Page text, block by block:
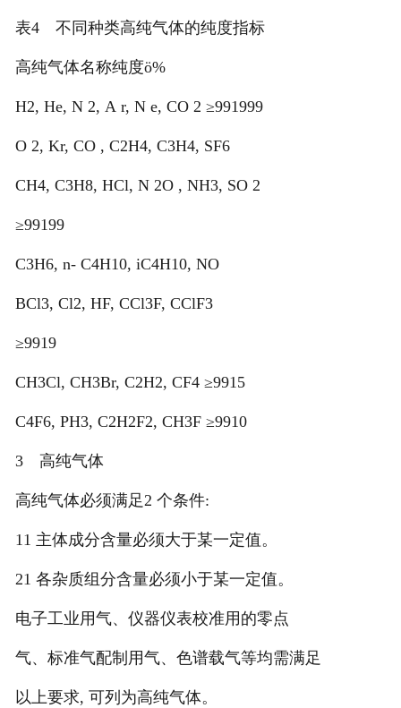
表4 不同种类高纯气体的纯度指标
高纯气体名称纯度ö%
H2, He, N 2, A r, N e, CO 2 ≥991999
O 2, Kr, CO , C2H4, C3H4, SF6
CH4, C3H8, HCl, N 2O , NH3, SO 2
≥99199
C3H6, n- C4H10, iC4H10, NO
BCl3, Cl2, HF, CCl3F, CClF3
≥9919
CH3Cl, CH3Br, C2H2, CF4 ≥9915
C4F6, PH3, C2H2F2, CH3F ≥9910
3 高纯气体
高纯气体必须满足2 个条件:
11 主体成分含量必须大于某一定值。
21 各杂质组分含量必须小于某一定值。
电子工业用气、仪器仪表校准用的零点
气、标准气配制用气、色谱载气等均需满足
以上要求, 可列为高纯气体。